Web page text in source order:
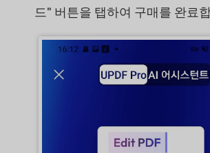
드" 버튼을 탭하여 구매를 완료